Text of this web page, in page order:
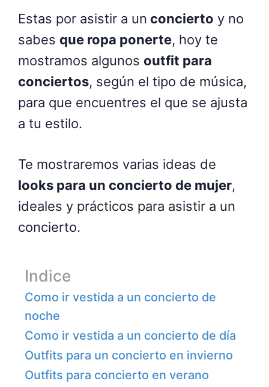
Estas por asistir a un concierto y no
sabes que ropa ponerte, hoy te
mostramos algunos outfit para
conciertos, según el tipo de música,
para que encuentres el que se ajusta
a tu estilo.
Te mostraremos varias ideas de
looks para un concierto de mujer,
ideales y prácticos para asistir a un
concierto.
Indice
Como ir vestida a un concierto de
noche
Como ir vestida a un concierto de día
Outfits para un concierto en invierno
Outfits para concierto en verano